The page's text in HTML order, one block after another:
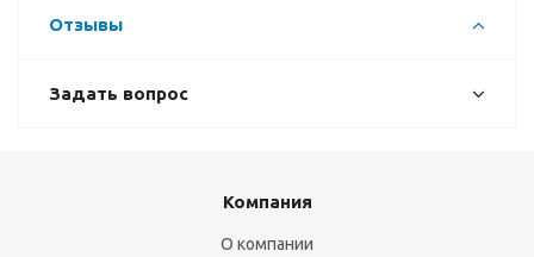
Отзывы
Задать вопрос
Компания
О компании